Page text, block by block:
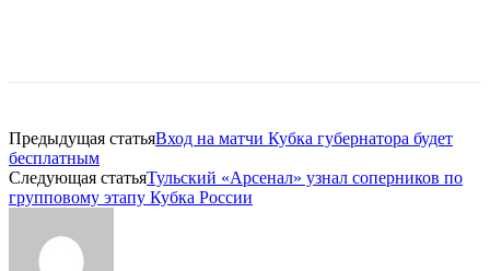
Предыдущая статьяВход на матчи Кубка губернатора будет
бесплатным
Следующая статьяТульский «Арсенал» узнал соперников по
групповому этапу Кубка России